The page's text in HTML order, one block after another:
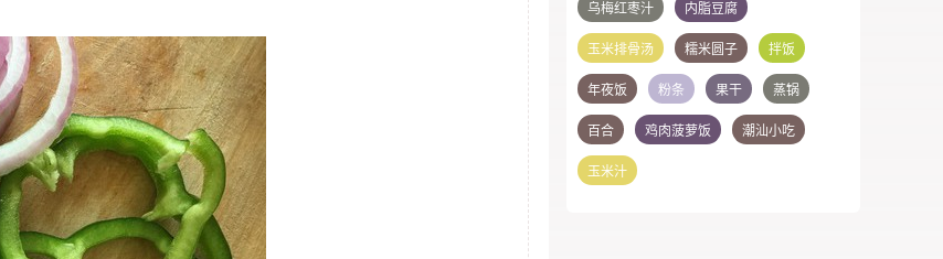
乌梅红枣汁 内脂豆腐
玉米排骨汤 糯米圆子 拌饭
年夜饭 粉条 果干 蒸锅
百合 鸡肉菠萝饭 潮汕小吃
玉米汁